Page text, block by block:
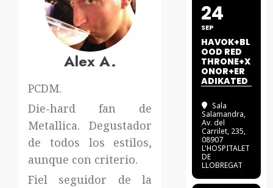
Alex A.
PCDM.
Die-hard fan de
Metallica. Degustador
de todos los estilos,
aunque con criterio.
Fiel seguidor de la
24
SEP
HAVOK+BL
OOD RED
THRONE+X
ONOR+ER
ADIKATED
Sala
Salamandra,
Av. del
Carrilet, 235,
08907
L'HOSPITALET
DE
LLOBREGAT